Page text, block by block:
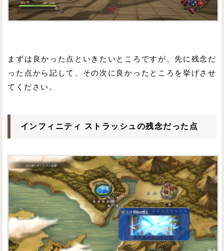
まずは良かった点といきたいところですが、先に残念だ
った点から記して、その次に良かったところを挙げさせ
てください。
インフィニティ ストラッシュの残念だった点